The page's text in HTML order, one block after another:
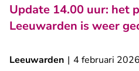
Update 14.00 uur: het
Leeuwarden is weer
Leeuwarden | 4 februari 2026